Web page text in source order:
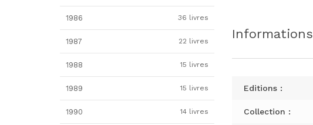
Informations
Editions :
Collection :
1986 36 livres
1987 22 livres
1988 15 livres
1989 15 livres
1990 14 livres